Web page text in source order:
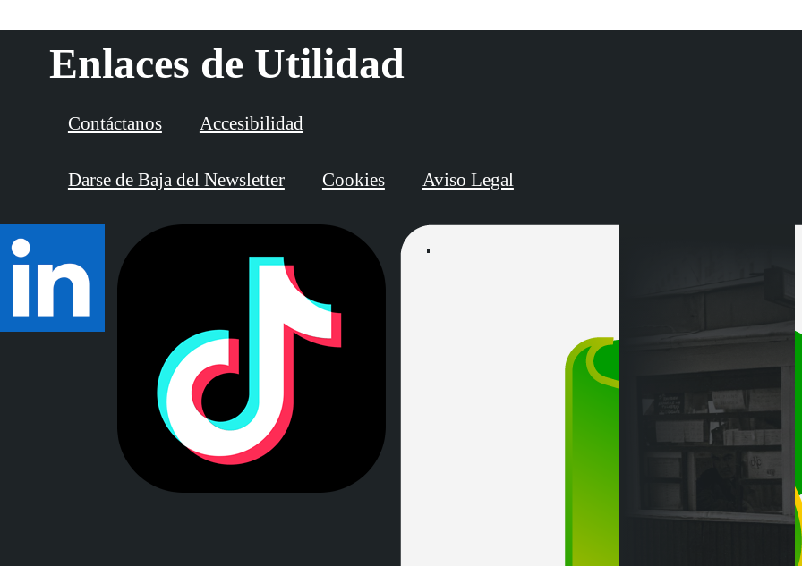
Enlaces de Utilidad
Contáctanos Accesibilidad
Darse de Baja del Newsletter Cookies Aviso Legal